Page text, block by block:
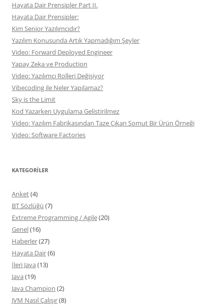
Hayata Dair Prensipler Part II.
Hayata Dair Prensipler:
Kim Senior Yazılımcıdır?
Yazılım Konusunda Artık Yapmadığım Şeyler
Video: Forward Deployed Engineer
Yapay Zeka ve Production
Video: Yazılımcı Rolleri Değişiyor
Vibecoding ile Neler Yapılamaz?
Sky is the Limit
Kod Yazarken Uygulama Gelistirilmez
Video: Yazılım Fabrikasından Taze Çıkan Somut Bir Ürün Örneği
Video: Software Factories
KATEGORILER
Anket(4)
BT Sözlüğü (7)
Extreme Programming / Agile(20)
Genel(16)
Haberler(27)
Hayata Dair(6)
İleri Java (13)
Java (19)
Java Champion (2)
JVM Nasıl Çalışır(8)